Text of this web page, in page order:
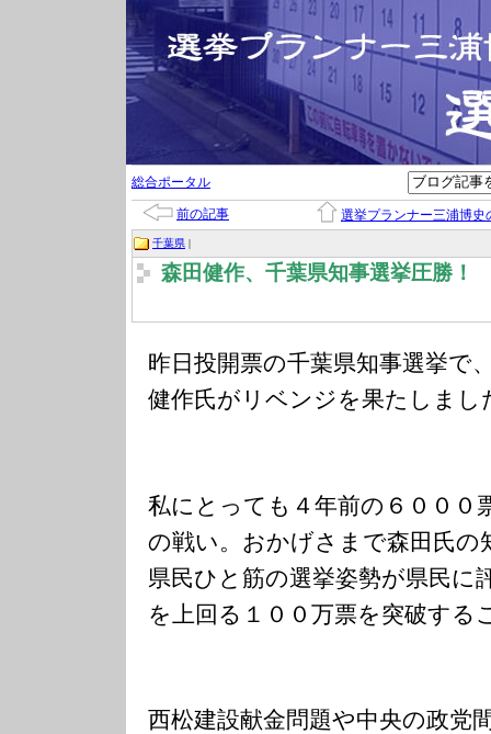
総合ポータル
前の記事 選挙プランナー三浦博史
千葉県 |
森田健作、千葉県知事選挙圧勝！
昨日投開票の千葉県知事選挙で
健作氏がリベンジを果たしまし
私にとっても４年前の６０００
の戦い。おかげさまで森田氏の
県民ひと筋の選挙姿勢が県民に
を上回る１００万票を突破する
西松建設献金問題や中央の政党